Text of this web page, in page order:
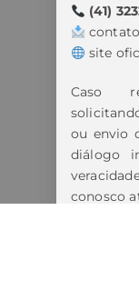
(41)
site
Caso
ou envio
diálogo
conosco